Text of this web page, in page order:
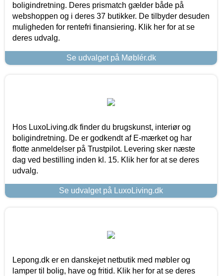
boligindretning. Deres prismatch gælder både på
webshoppen og i deres 37 butikker. De tilbyder desuden
muligheden for rentefri finansiering. Klik her for at se
deres udvalg.
Se udvalget på Møblér.dk
Hos LuxoLiving.dk finder du brugskunst, interiør og
boligindretning. De er godkendt af E-mærket og har
flotte anmeldelser på Trustpilot. Levering sker næste
dag ved bestilling inden kl. 15. Klik her for at se deres
udvalg.
Se udvalget på LuxoLiving.dk
Lepong.dk er en danskejet netbutik med møbler og
lamper til bolig, have og fritid. Klik her for at se deres